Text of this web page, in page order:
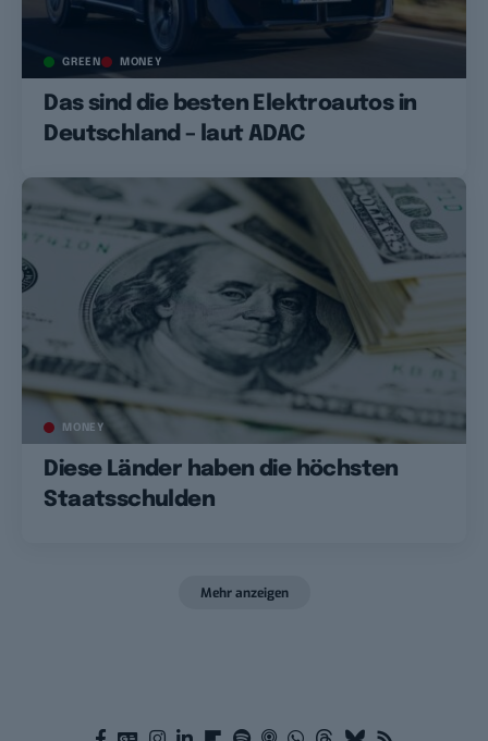
GREEN MONEY
Das sind die besten Elektroautos in
Deutschland – laut ADAC
MONEY
Diese Länder haben die höchsten
Staatsschulden
Mehr anzeigen